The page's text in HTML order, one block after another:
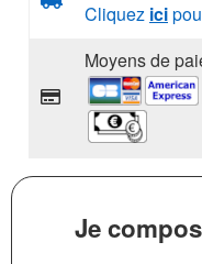
Cliquez ici
Moyens de
Je